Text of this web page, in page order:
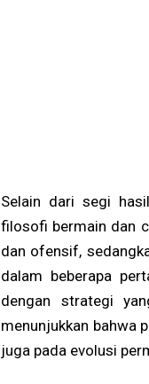
Selain dari segi
filosofi bermain dan
dan ofensif,
dalam beberapa
dengan strategi
menunjukkan bahwa
juga pada evolusi